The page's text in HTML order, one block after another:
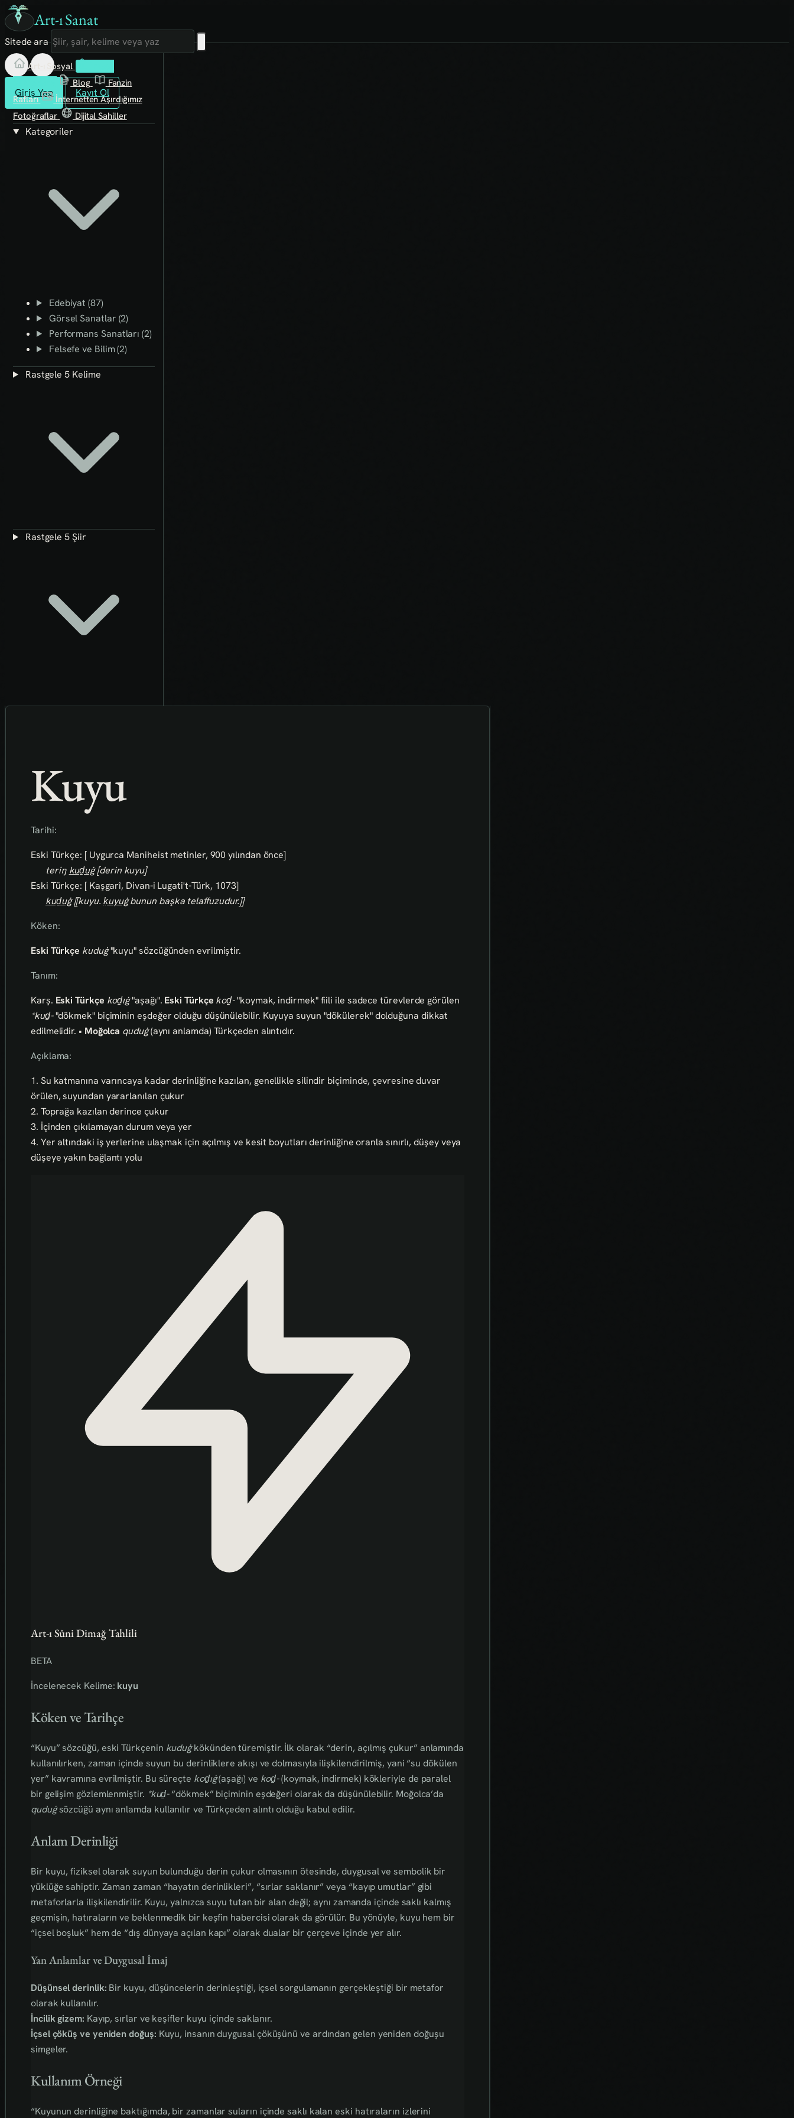
Art-ı Sanat
Sitede ara
Giriş Yap Kayıt Ol
Art-ı Sosyal
Blog
Fanzin
Rafları
İnternetten Aşırdığımız
Fotoğraflar
Dijital Sahiller
Kategoriler
Edebiyat (87)
Görsel Sanatlar (2)
Performans Sanatları (2)
Felsefe ve Bilim (2)
Rastgele 5 Kelime
Rastgele 5 Şiir
Kuyu
Tarihi:
Eski Türkçe: [ Uygurca Maniheist metinler, 900 yılından önce]
teriŋ kuḏuġ[derin kuyu]
Eski Türkçe: [ Kaşgarî, Divan-i Lugati't-Türk, 1073]
kuḏuġ[[kuyu. ḳuyuġbunun başka telaffuzudur.]]
Köken:
Eski Türkçe kuduġ"kuyu" sözcüğünden evrilmiştir.
Tanım:
Karş. Eski Türkçe koḏıġ"aşağı". Eski Türkçe koḏ-"koymak, indirmek" fiili ile sadece türevlerde görülen
*kuḏ-"dökmek" biçiminin eşdeğer olduğu düşünülebilir. Kuyuya suyun "dökülerek" dolduğuna dikkat
edilmelidir. • Moğolca quduġ(aynı anlamda) Türkçeden alıntıdır.
Açıklama:
1. Su katmanına varıncaya kadar derinliğine kazılan, genellikle silindir biçiminde, çevresine duvar
örülen, suyundan yararlanılan çukur
2. Toprağa kazılan derince çukur
3. İçinden çıkılamayan durum veya yer
4. Yer altındaki iş yerlerine ulaşmak için açılmış ve kesit boyutları derinliğine oranla sınırlı, düşey veya
düşeye yakın bağlantı yolu
Art-ı Sûni Dimağ Tahlili
BETA
İncelenecek Kelime: kuyu
Köken ve Tarihçe
“Kuyu” sözcüğü, eski Türkçenin kuduġkökünden türemiştir. İlk olarak “derin, açılmış çukur” anlamında
kullanılırken, zaman içinde suyun bu derinliklere akışı ve dolmasıyla ilişkilendirilmiş, yani “su dökülen
yer” kavramına evrilmiştir. Bu süreçte koḏıġ(aşağı) ve koḏ-(koymak, indirmek) kökleriyle de paralel
bir gelişim gözlemlenmiştir. *kuḏ-“dökmek” biçiminin eşdeğeri olarak da düşünülebilir. Moğolca’da
quduġsözcüğü aynı anlamda kullanılır ve Türkçeden alıntı olduğu kabul edilir.
Anlam Derinliği
Bir kuyu, fiziksel olarak suyun bulunduğu derin çukur olmasının ötesinde, duygusal ve sembolik bir
yüklüğe sahiptir. Zaman zaman “hayatın derinlikleri”, “sırlar saklanır” veya “kayıp umutlar” gibi
metaforlarla ilişkilendirilir. Kuyu, yalnızca suyu tutan bir alan değil; aynı zamanda içinde saklı kalmış
geçmişin, hatıraların ve beklenmedik bir keşfin habercisi olarak da görülür. Bu yönüyle, kuyu hem bir
“içsel boşluk” hem de “dış dünyaya açılan kapı” olarak dualar bir çerçeve içinde yer alır.
Yan Anlamlar ve Duygusal İmaj
Düşünsel derinlik: Bir kuyu, düşüncelerin derinleştiği, içsel sorgulamanın gerçekleştiği bir metafor
olarak kullanılır.
İncilik gizem: Kayıp, sırlar ve keşifler kuyu içinde saklanır.
İçsel çöküş ve yeniden doğuş: Kuyu, insanın duygusal çöküşünü ve ardından gelen yeniden doğuşu
simgeler.
Kullanım Örneği
“Kuyunun derinliğine baktığımda, bir zamanlar suların içinde saklı kalan eski hatıraların izlerini